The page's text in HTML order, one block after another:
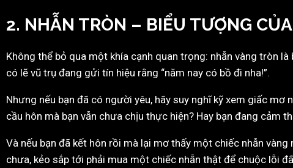
2. NHẪN TRÒN – BIỂU TƯỢNG
Không thể bỏ qua một khía cạnh quan trọng: nhẫn vàng tròn
có lẽ vũ trụ đang gửi tín hiệu rằng “năm nay có bồ đi nha!”.
Nhưng nếu bạn đã có người yêu, hãy suy nghĩ kỹ xem giấc
cầu hôn mà bạn vẫn chưa chịu thực hiện? Hay bạn đang cảm
Và nếu bạn đã kết hôn rồi mà lại mơ thấy một chiếc nhẫn
chưa, kẻo sắp tới phải mua một chiếc nhẫn thật để chuộc lỗi